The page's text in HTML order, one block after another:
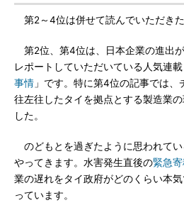
第2～4位は併せて読んでいただきた
第2位、第4位は、日本企業の進出
レポートしていただいている人気連載
事情 」です。特に第4位の記事では
往左往したタイを拠点とする製造業
した。
のどもとを過ぎたように思われて
やってきます。水害発生直後の緊急
業の遅れをタイ政府がどのくらい本
っています。